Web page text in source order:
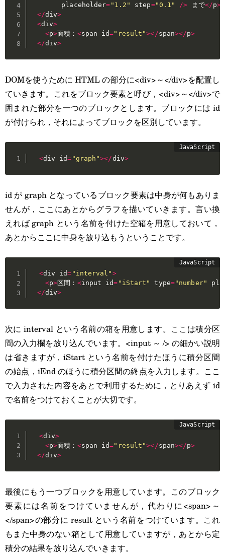
        placeholder
= "1.2" step="0.1" /> まで</p>
</div>
<div>
<p>面積： <span id="result"></span></p>
</div>
DOMを使うために HTML の部分に<div>～</div>を配置し
ていきます。これをブロック要素と呼び，<div>～</div>で
囲まれた部分を一つのブロックとします。ブロックには id
が付けられ，それによってブロックを区別しています。
<div id= "graph"></div>
id が graph となっているブロック要素は中身が何もありま
せんが，ここにあとからグラフを描いていきます。言い換
えれば graph という名前を付けた空箱を用意しておいて，
あとからここに中身を放り込もうということです。
<div id= "interval" >
<p>区間： <input id= "iStart" type="number"
</div>
次に interval という名前の箱を用意します。ここは積分区
間の入力欄を放り込んでいます。<input ～ /> の細かい説明
は省きますが，iStart という名前を付けたほうに積分区間
の始点，iEnd のほうに積分区間の終点を入力します。ここ
で入力された内容をあとで利用するために，とりあえず id
で名前をつけておくことが大切です。
<div>
<p>面積： <span id="result">< /span></p>
</div>
最後にもう一つブロックを用意しています。このブロック
要素には名前をつけていませんが，代わりに<span>～
</span>の部分に result という名前をつけています。これ
もまた中身のない箱として用意していますが，あとから定
積分の結果を放り込んでいきます。